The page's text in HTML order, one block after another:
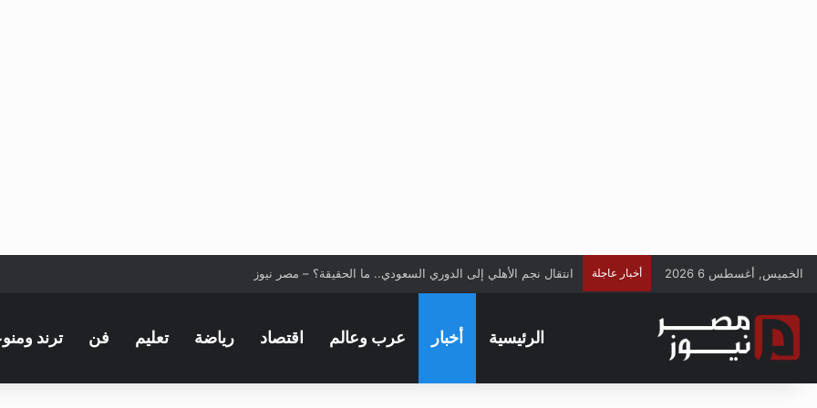
الخميس, أغسطس 6 2026 أخبار عاجلة انتقال نجم الأهلي إلى الدوري السعودي.. ما الحقيقة؟ – مصر نيوز
الرئيسية أخبار عرب وعالم اقتصاد رياضة تعليم فن ترند